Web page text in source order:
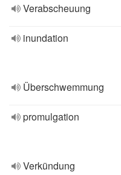
Verabscheuung
inundation
Überschwemmung
promulgation
Verkündung